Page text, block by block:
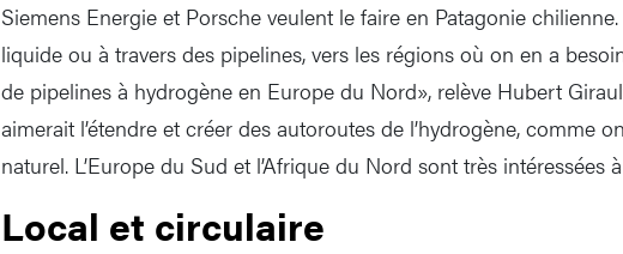
Siemens Energie et Porsche veulent le faire en Patagonie
liquide ou à travers des pipelines, vers les régions où on en a
de pipelines à hydrogène en Europe du Nord», relève Hubert
aimerait l’étendre et créer des autoroutes de l’hydrogène, comme
naturel. L’Europe du Sud et l’Afrique du Nord sont très intéressées
Local et circulaire